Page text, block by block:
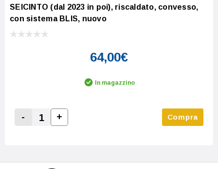
SEICINTO (dal 2023 in poi), riscaldato, convesso,
con sistema BLIS, nuovo
64,00€
In magazzino
Decrease Quantity:
-
Increase Quantity:
+ Compra